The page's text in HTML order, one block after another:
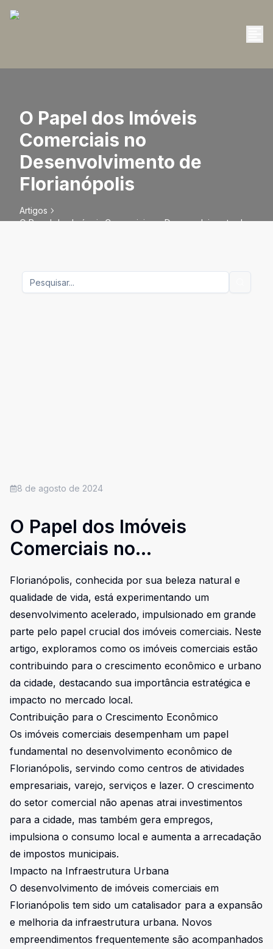
O Papel dos Imóveis
Comerciais no
Desenvolvimento de
Florianópolis
Artigos
O Papel dos Imóveis Comerciais no Desenvolvimento de
8 de agosto de 2024
O Papel dos Imóveis
Comerciais no
Desenvolvimento de
Florianópolis
Florianópolis, conhecida por sua beleza natural e
qualidade de vida, está experimentando um
desenvolvimento acelerado, impulsionado em grande
parte pelo papel crucial dos imóveis comerciais. Neste
artigo, exploramos como os imóveis comerciais estão
contribuindo para o crescimento econômico e urbano
da cidade, destacando sua importância estratégica e
impacto no mercado local.
Contribuição para o Crescimento Econômico
Os imóveis comerciais desempenham um papel
fundamental no desenvolvimento econômico de
Florianópolis, servindo como centros de atividades
empresariais, varejo, serviços e lazer. O crescimento
do setor comercial não apenas atrai investimentos
para a cidade, mas também gera empregos,
impulsiona o consumo local e aumenta a arrecadação
de impostos municipais.
Impacto na Infraestrutura Urbana
O desenvolvimento de imóveis comerciais em
Florianópolis tem sido um catalisador para a expansão
e melhoria da infraestrutura urbana. Novos
empreendimentos frequentemente são acompanhados